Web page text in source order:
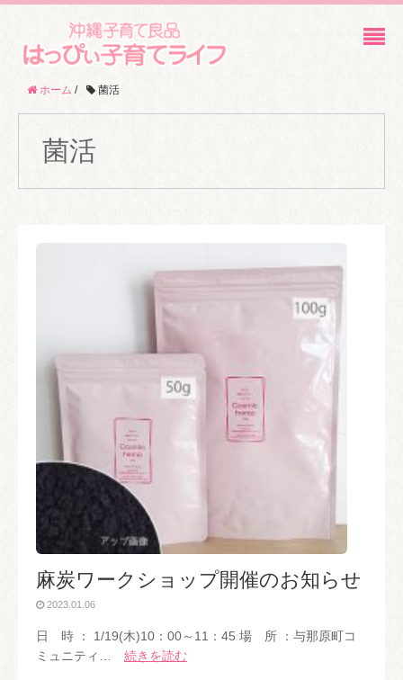
ホーム / 菌活
菌活
麻炭ワークショップ開催のお知らせ
2023.01.06
日 時 ： 1/19(木)10：00～11：45 場 所 ：与那原町コ
ミュニティ… 続きを読む